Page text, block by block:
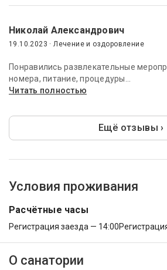
Николай Александрович
19.10.2023 · Лечение и оздоровление
Понравились развлекательные
номера, питание, процедуры...
Читать полностью
Ещё отзывы ›
Условия проживания
Расчётные часы
Регистрация заезда — 14:00
О санатории